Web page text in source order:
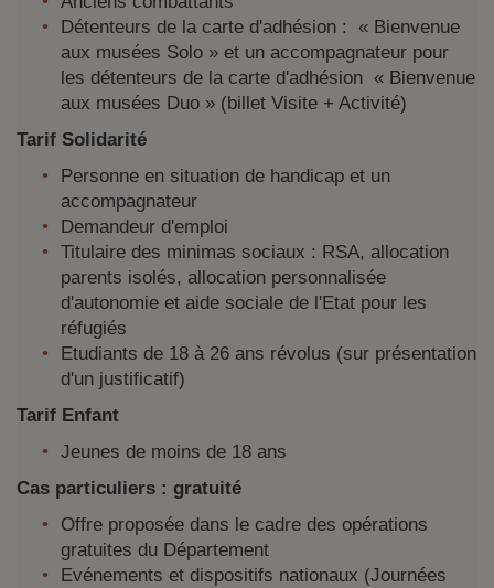
Détenteurs de la carte d'adhésion : « Bienvenue
aux musées Solo » et un accompagnateur pour
les détenteurs de la carte d'adhésion « Bienvenue
aux musées Duo » (billet Visite + Activité)
Tarif Solidarité
Personne en situation de handicap et un
accompagnateur
Demandeur d'emploi
Titulaire des minimas sociaux : RSA, allocation
parents isolés, allocation personnalisée
d'autonomie et aide sociale de l'Etat pour les
réfugiés
Etudiants de 18 à 26 ans révolus (sur présentation
d'un justificatif)
Tarif Enfant
Jeunes de moins de 18 ans
Cas particuliers : gratuité
Offre proposée dans le cadre des opérations
gratuites du Département
Evénements et dispositifs nationaux (Journées